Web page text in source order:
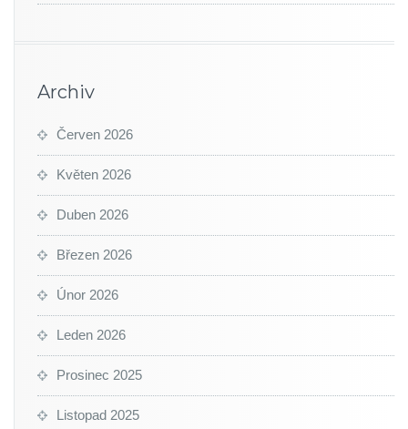
Archiv
Červen 2026
Květen 2026
Duben 2026
Březen 2026
Únor 2026
Leden 2026
Prosinec 2025
Listopad 2025